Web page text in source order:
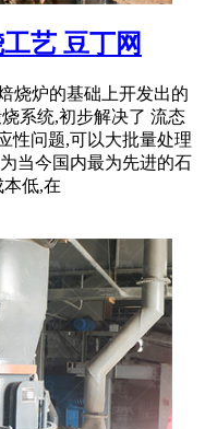
艺 豆丁网
烧炉的基础上开发出的
系统,初步解决了 流态
性问题,可以大批量处理
当今国内最为先进的石
低,在